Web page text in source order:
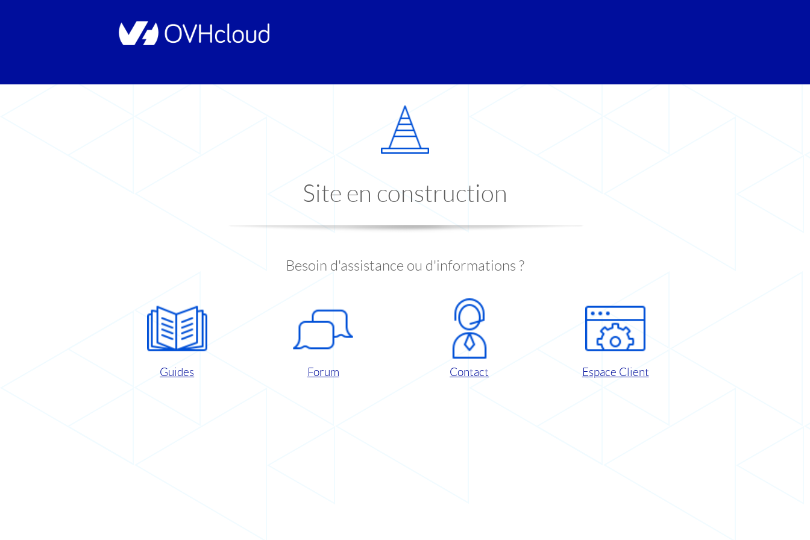
Site en construction
Besoin d'assistance ou d'informations ?
Guides Forum Contact Espace Client